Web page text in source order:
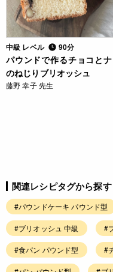
中級 レベル 90分
パウンドで作るチョコと
のねじりブリオッシュ
藤野 幸子 先生
関連レシピタグから探す
#パウンドケーキ パウンド型
#ブリオッシュ 中級 #
#食パン パウンド型 #